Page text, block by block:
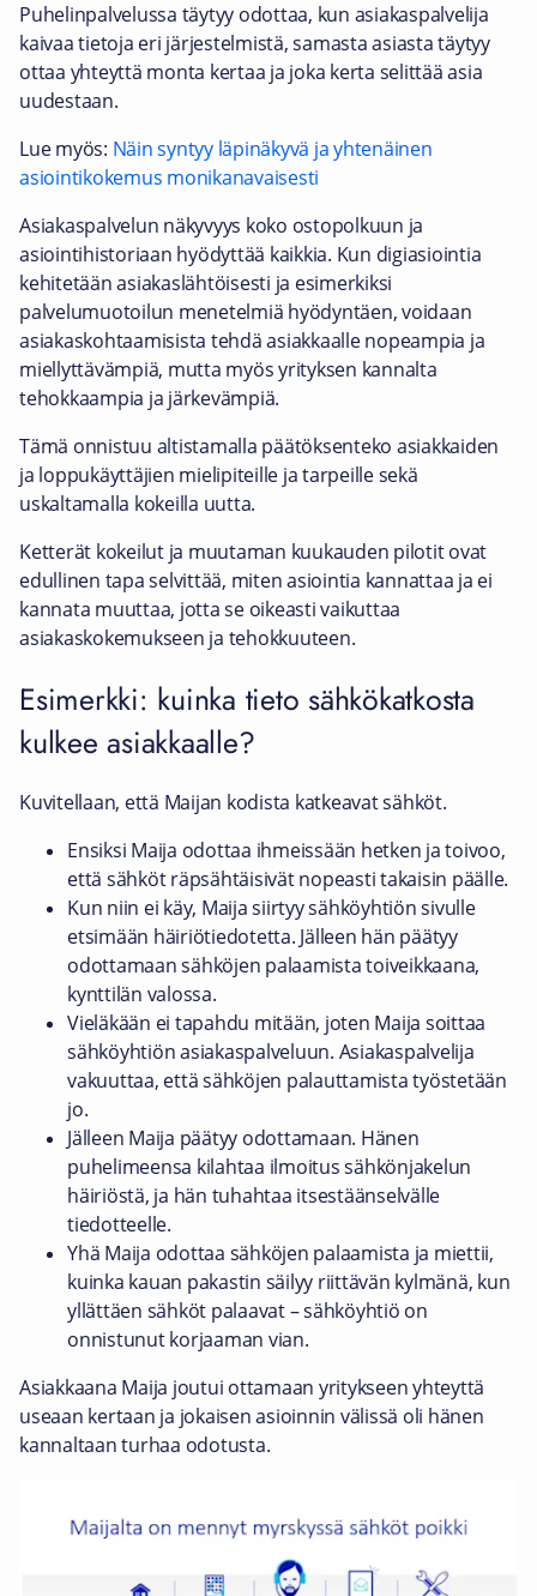
Puhelinpalvelussa täytyy odottaa, kun asiakaspalvelija
kaivaa tietoja eri järjestelmistä, samasta asiasta täytyy
ottaa yhteyttä monta kertaa ja joka kerta selittää asia
uudestaan.
Lue myös: Näin syntyy läpinäkyvä ja yhtenäinen
asiointikokemus monikanavaisesti
Asiakaspalvelun näkyvyys koko ostopolkuun ja
asiointihistoriaan hyödyttää kaikkia. Kun digiasiointia
kehitetään asiakaslähtöisesti ja esimerkiksi
palvelumuotoilun menetelmiä hyödyntäen, voidaan
asiakaskohtaamisista tehdä asiakkaalle nopeampia ja
miellyttävämpiä, mutta myös yrityksen kannalta
tehokkaampia ja järkevämpiä.
Tämä onnistuu altistamalla päätöksenteko asiakkaiden
ja loppukäyttäjien mielipiteille ja tarpeille sekä
uskaltamalla kokeilla uutta.
Ketterät kokeilut ja muutaman kuukauden pilotit ovat
edullinen tapa selvittää, miten asiointia kannattaa ja ei
kannata muuttaa, jotta se oikeasti vaikuttaa
asiakaskokemukseen ja tehokkuuteen.
Esimerkki: kuinka tieto sähkökatkosta
kulkee asiakkaalle?
Kuvitellaan, että Maijan kodista katkeavat sähköt.
Ensiksi Maija odottaa ihmeissään hetken ja toivoo,
että sähköt räpsähtäisivät nopeasti takaisin päälle.
Kun niin ei käy, Maija siirtyy sähköyhtiön sivulle
etsimään häiriötiedotetta. Jälleen hän päätyy
odottamaan sähköjen palaamista toiveikkaana,
kynttilän valossa.
Vieläkään ei tapahdu mitään, joten Maija soittaa
sähköyhtiön asiakaspalveluun. Asiakaspalvelija
vakuuttaa, että sähköjen palauttamista työstetään
jo.
Jälleen Maija päätyy odottamaan. Hänen
puhelimeensa kilahtaa ilmoitus sähkönjakelun
häiriöstä, ja hän tuhahtaa itsestäänselvälle
tiedotteelle.
Yhä Maija odottaa sähköjen palaamista ja miettii,
kuinka kauan pakastin säilyy riittävän kylmänä, kun
yllättäen sähköt palaavat – sähköyhtiö on
onnistunut korjaaman vian.
Asiakkaana Maija joutui ottamaan yritykseen yhteyttä
useaan kertaan ja jokaisen asioinnin välissä oli hänen
kannaltaan turhaa odotusta.